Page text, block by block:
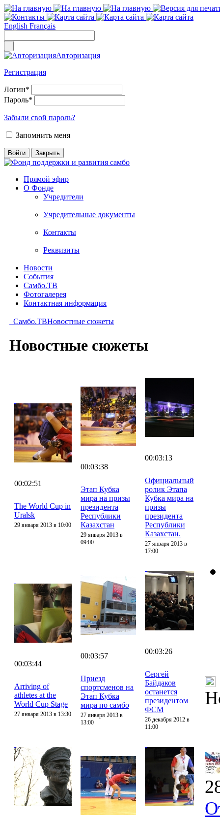
English Français
Авторизация
Регистрация
Логин*
Пароль*
Забыли свой пароль?
Запомнить меня
Прямой эфир
О Фонде
Учредители
Учредительные документы
Контакты
Реквизиты
Новости
События
Самбо.ТВ
Фотогалерея
Контактная информация
Самбо.ТВНовостные сюжеты
Новостные сюжеты
00:02:51
The World Cup in
Uralsk
29 января 2013 в 10:00
00:03:38
Этап Кубка
мира на призы
президента
Республики
Казахстан
29 января 2013 в
09:00
00:03:13
Официальный
ролик Этапа
Кубка мира на
призы
президента
Республики
Казахстан.
27 января 2013 в
17:00
00:03:44
Arriving of
athletes at the
World Cup Stage
27 января 2013 в 13:30
00:03:57
Приезд
спортсменов на
Этап Кубка
мира по самбо
27 января 2013 в
13:00
00:03:26
Сергей
Байдаков
останется
президентом
ФСМ
26 декабря 2012 в
11:00